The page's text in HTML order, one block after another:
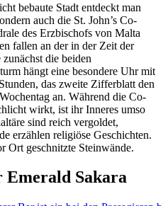
bebaute Stadt entdeckt man
auch die St. John’s Co-
des Erzbischofs von Malta
fallen an der in der Zeit der
die beiden
hängt eine besondere Uhr mit
das zweite Zifferblatt den
an. Während die Co-
wirkt, ist ihr Inneres umso
sind reich vergoldet,
erzählen religiöse Geschichten.
Ort geschnitzte Steinwände.
Sakara